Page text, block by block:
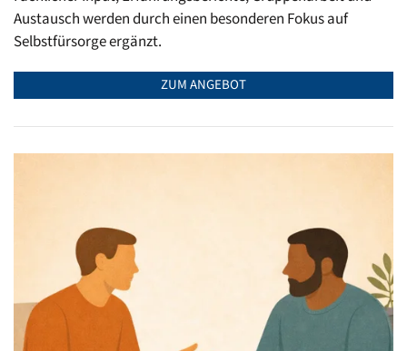
Austausch werden durch einen besonderen Fokus auf
Selbstfürsorge ergänzt.
ZUM ANGEBOT